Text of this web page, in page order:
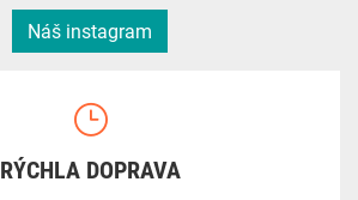
Náš instagram
RÝCHLA DOPRAVA